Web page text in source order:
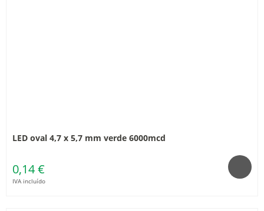
LED oval 4,7 x 5,7 mm verde 6000mcd
0,14 €
IVA incluído